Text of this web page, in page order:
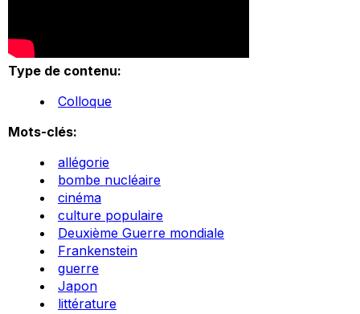
Type de contenu:
Colloque
Mots-clés:
allégorie
bombe nucléaire
cinéma
culture populaire
Deuxième Guerre mondiale
Frankenstein
guerre
Japon
littérature